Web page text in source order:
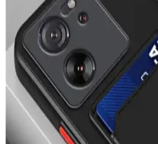
OVADA Kılıf Modelleri
Leopar ve Hologramlı
İki popüler OVADA kılıf modeli
hologramlı kurdele desenli
ve karşılaştırması burada.
Fibaks iPhone 11 Kılıfı
Desenli Seçeneklerin
Yorumları